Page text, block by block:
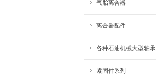
气胎离合器
离合器配件
各种石油机械大型轴承
紧固件系列